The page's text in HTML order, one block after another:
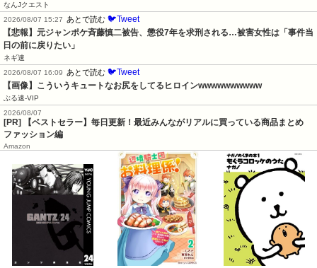
なんJクエスト
2026/08/07 15:27
あとで読む 🐦Tweet
【悲報】元ジャンポケ斉藤慎二被告、懲役7年を求刑される…被害女性は「事件当
日の前に戻りたい」
ネギ速
2026/08/07 16:09
あとで読む 🐦Tweet
【画像】こういうキュートなお尻をしてるヒロインwwwwwwwwww
ぶる速-VIP
2026/08/07
[PR] 【ベストセラー】毎日更新！最近みんながリアルに買っている商品まとめ
ファッション編
Amazon